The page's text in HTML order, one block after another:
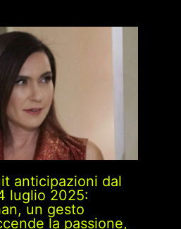
anticipazioni dal
luglio 2025:
un gesto
la passione,